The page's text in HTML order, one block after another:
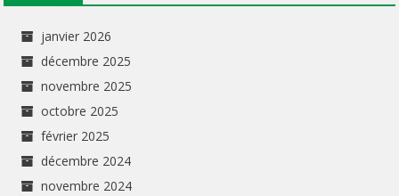
janvier 2026
décembre 2025
novembre 2025
octobre 2025
février 2025
décembre 2024
novembre 2024